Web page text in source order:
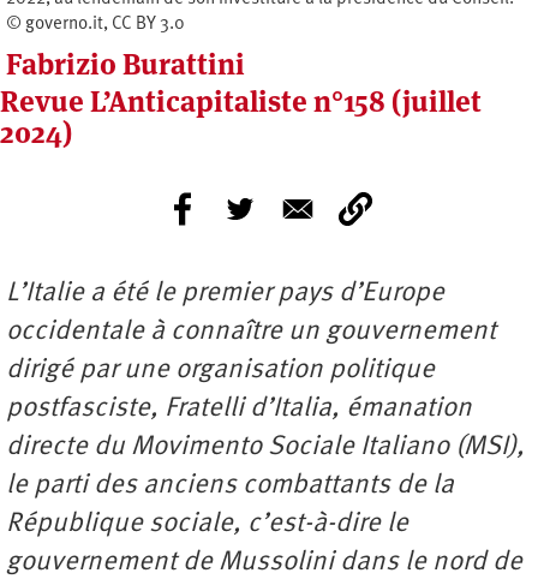
© governo.it, CC BY 3.0
Fabrizio Burattini
Revue L’Anticapitaliste n°158 (juillet
2024)
L’Italie a été le premier pays d’Europe
occidentale à connaître un gouvernement
dirigé par une organisation politique
postfasciste, Fratelli d’Italia, émanation
directe du Movimento Sociale Italiano (MSI),
le parti des anciens combattants de la
République sociale, c’est-à-dire le
gouvernement de Mussolini dans le nord de